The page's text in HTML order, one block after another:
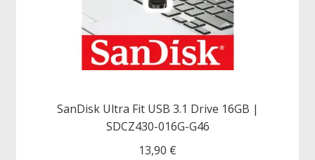
SanDisk Ultra Fit USB 3.1 Drive 16GB |
SDCZ430-016G-G46
13,90 €